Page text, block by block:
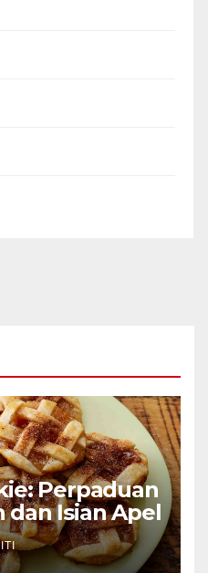
Perpaduan
dan Isian Apel